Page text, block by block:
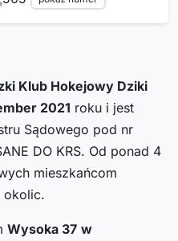
Klub Hokejowy Dziki
2021 roku i jest
Sądowego pod nr
DO KRS. Od ponad 4
mieszkańcom
okolic.
Wysoka 37 w